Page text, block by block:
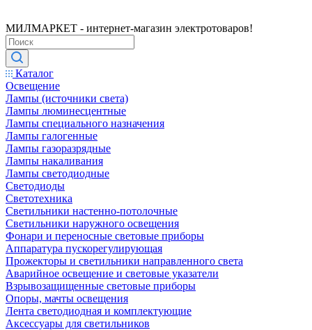
МИЛМАРКЕТ - интернет-магазин электротоваров!
Каталог
Освещение
Лампы (источники света)
Лампы люминесцентные
Лампы специального назначения
Лампы галогенные
Лампы газоразрядные
Лампы накаливания
Лампы светодиодные
Светодиоды
Светотехника
Светильники настенно-потолочные
Светильники наружного освещения
Фонари и переносные световые приборы
Аппаратура пускорегулирующая
Прожекторы и светильники направленного света
Аварийное освещение и световые указатели
Взрывозащищенные световые приборы
Опоры, мачты освещения
Лента светодиодная и комплектующие
Аксессуары для светильников